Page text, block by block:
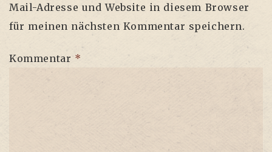
Mail-Adresse und Website in diesem Browser
für meinen nächsten Kommentar speichern.
Kommentar *